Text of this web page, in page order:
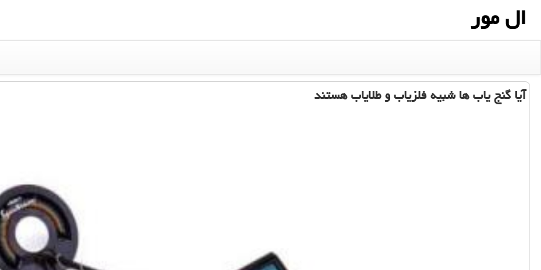
ال مور
آیا گنج یاب ها شبیه فلزیاب و طلایاب هستند